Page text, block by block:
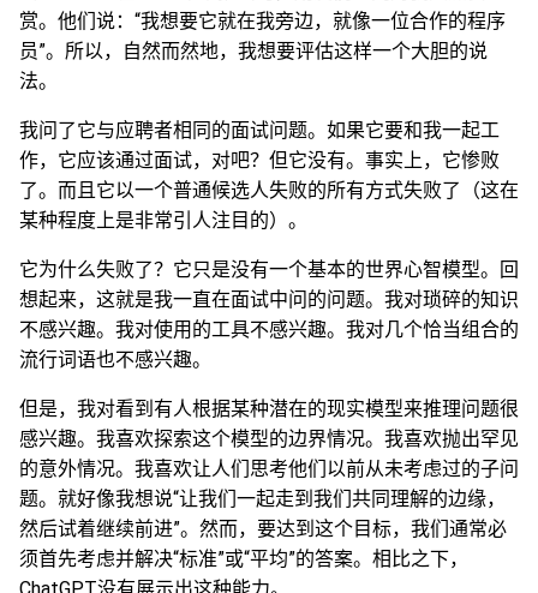
赏。他们说：“我想要它就在我旁边，就像一位合作的程序
员”。所以，自然而然地，我想要评估这样一个大胆的说
法。
我问了它与应聘者相同的面试问题。如果它要和我一起工
作，它应该通过面试，对吧？但它没有。事实上，它惨败
了。而且它以一个普通候选人失败的所有方式失败了（这在
某种程度上是非常引人注目的）。
它为什么失败了？它只是没有一个基本的世界心智模型。回
想起来，这就是我一直在面试中问的问题。我对琐碎的知识
不感兴趣。我对使用的工具不感兴趣。我对几个恰当组合的
流行词语也不感兴趣。
但是，我对看到有人根据某种潜在的现实模型来推理问题很
感兴趣。我喜欢探索这个模型的边界情况。我喜欢抛出罕见
的意外情况。我喜欢让人们思考他们以前从未考虑过的子问
题。就好像我想说“让我们一起走到我们共同理解的边缘，
然后试着继续前进”。然而，要达到这个目标，我们通常必
须首先考虑并解决“标准”或“平均”的答案。相比之下，